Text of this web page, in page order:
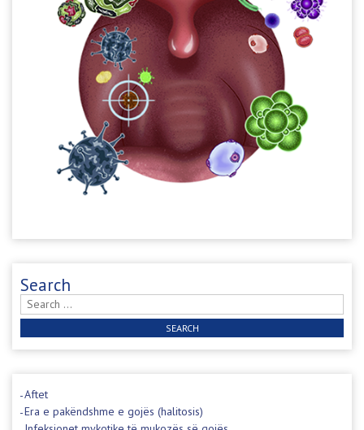
Search
Search
for:
Aftet
Era e pakëndshme e gojës (halitosis)